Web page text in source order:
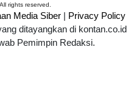
rights reserved.
Media Siber | Privacy Policy
ditayangkan di kontan.co.id
Pemimpin Redaksi.